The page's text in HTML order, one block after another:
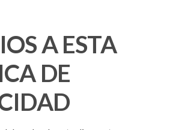
A ESTA
DE